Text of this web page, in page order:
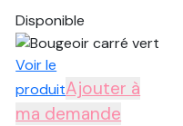
Disponible
Voir le
produitAjouter à
ma demande